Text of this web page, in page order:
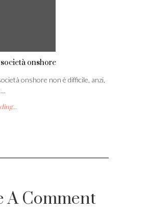
onshore
onshore non è difficile, anzi,
A Comment